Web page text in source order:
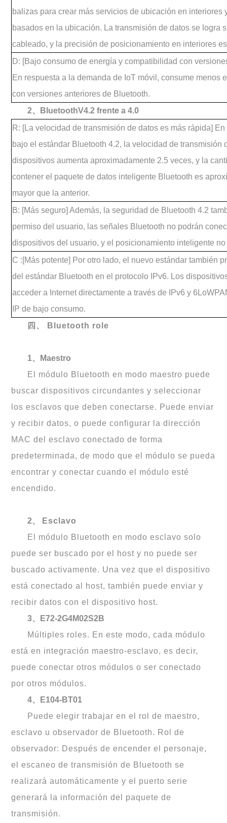
balizas para crear más servicios de ubicación en interiores
basados en la ubicación. La transmisión de datos se logra
cableado, y la precisión de posicionamiento en interiores
D: [Bajo consumo de energía y compatibilidad con
En respuesta a la demanda de IoT móvil, consume menos
con versiones anteriores de Bluetooth.
2、BluetoothV4.2 frente a 4.0
R: [La velocidad de transmisión de datos es más rápida]
bajo el estándar Bluetooth 4.2, la velocidad de transmisión
dispositivos aumenta aproximadamente 2.5 veces, y la
contener el paquete de datos inteligente Bluetooth es
mayor que la anterior.
B: [Más seguro] Además, la seguridad de Bluetooth 4.2
permiso del usuario, las señales Bluetooth no podrán
dispositivos del usuario, y el posicionamiento inteligente
C :[Más potente] Por otro lado, el nuevo estándar también
del estándar Bluetooth en el protocolo IPv6. Los
acceder a Internet directamente a través de IPv6 y
IP de bajo consumo.
四、
Bluetooth role
1、Maestro
El módulo Bluetooth en modo maestro puede
buscar dispositivos circundantes y seleccionar
los esclavos que deben conectarse. Puede enviar
y recibir datos, o puede configurar la dirección
MAC del esclavo conectado de forma
predeterminada, de modo que el módulo se pueda
encontrar y conectar cuando el módulo esté
encendido.
2、
Esclavo
El módulo Bluetooth en modo esclavo solo
puede ser buscado por el host y no puede ser
buscado activamente. Una vez que el dispositivo
está conectado al host, también puede enviar y
recibir datos con el dispositivo host.
3、E72-2G4M02S2B
Múltiples roles. En este modo, cada módulo
está en integración maestro-esclavo, es decir,
puede conectar otros módulos o ser conectado
por otros módulos.
4、E104-BT01
Puede elegir trabajar en el rol de maestro,
esclavo u observador de Bluetooth. Rol de
observador: Después de encender el personaje,
el escaneo de transmisión de Bluetooth se
realizará automáticamente y el puerto serie
generará la información del paquete de
transmisión.